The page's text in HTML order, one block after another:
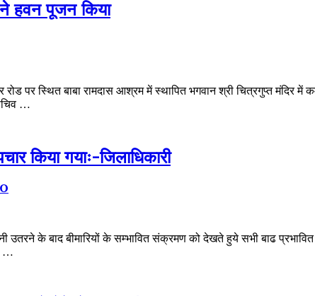
हवन पूजन किया
पर स्थित बाबा रामदास आश्रम में स्थापित भगवान श्री चित्रगुप्त मंदिर में
…
किया गयाः-जिलाधिकारी
0
उतरने के बाद बीमारियों के सम्भावित संक्रमण को देखते हुये सभी बाढ
…